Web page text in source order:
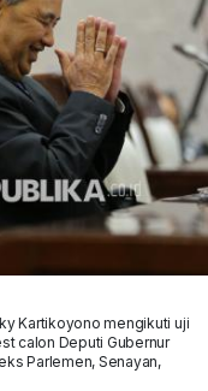
Kartikoyono mengikuti uji
calon Deputi Gubernur
Parlemen, Senayan,